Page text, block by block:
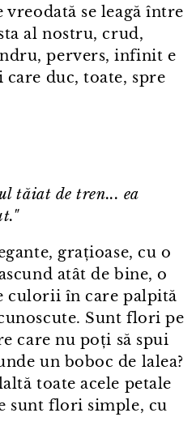
vreodată se leagă între
al nostru, crud,
pervers, infinit e
duc, toate, spre
tăiat de tren... ea
grațioase, cu o
atât de bine, o
culorii în care palpită
Sunt flori pe
care nu poți să spui
un boboc de lalea?
toate acele petale
sunt flori simple, cu